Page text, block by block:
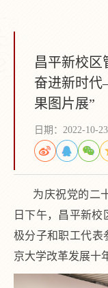
昌平新校区
奋进新时
果图片展”
日期：2022-10-23
为庆祝党的二
日下午，昌平新
极分子和职工代
京大学改革发展十